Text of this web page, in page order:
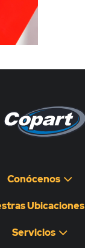
Conócenos
Ubicaciones
Servicios